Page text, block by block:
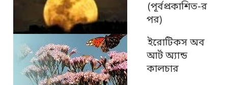
(পূর্বপ্রকাশিত-র
পর)
ইরোটিকস অব
আর্ট অ্যান্ড
কালচার